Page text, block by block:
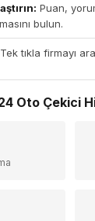
Puan,
bulun.
Tek tıkla firmayı
Oto Çekici